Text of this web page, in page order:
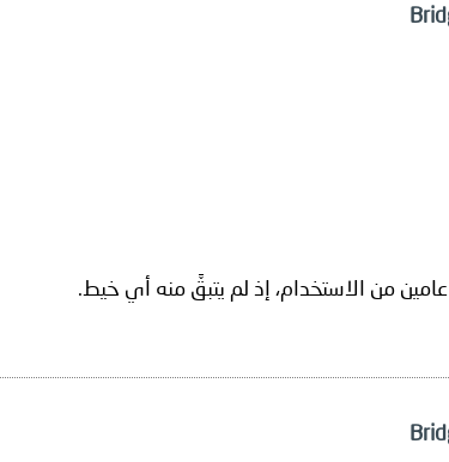
من الاستخدام، إذ لم يتبقَّ منه أي خيط.